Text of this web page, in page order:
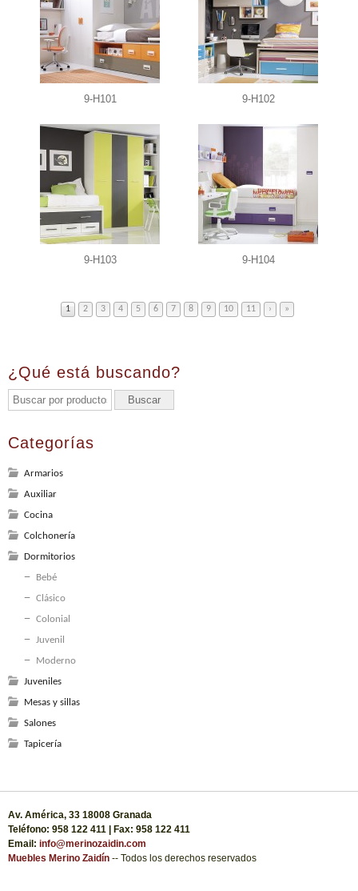
9-H101 9-H102
9-H103 9-H104
1 2 3 4 5 6 7 8 9 10 11 › »
¿Qué está buscando?
Categorías
Armarios
Auxiliar
Cocina
Colchonería
Dormitorios
Bebé
Clásico
Colonial
Juvenil
Moderno
Juveniles
Mesas y sillas
Salones
Tapicería
Av. América, 33 18008 Granada
Teléfono: 958 122 411 | Fax: 958 122 411
Email: info@merinozaidin.com
Muebles Merino Zaidín -- Todos los derechos reservados